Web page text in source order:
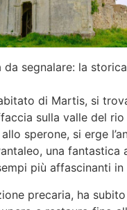
segnalare: la
di Martis, si
sulla valle del rio
sperone, si erge
una fantastica
più affascinanti in
precaria, ha